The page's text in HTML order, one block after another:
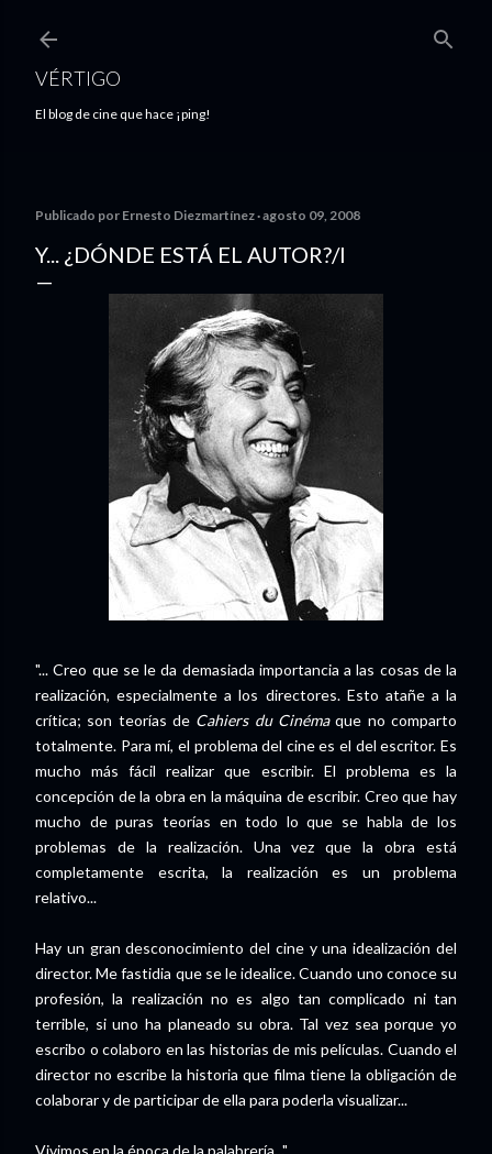
VÉRTIGO
El blog de cine que hace ¡ping!
Publicado por Ernesto Diezmartínez agosto 09, 2008
Y... ¿DÓNDE ESTÁ EL AUTOR?/I
"... Creo que se le da demasiada importancia a las cosas de la
realización, especialmente a los directores. Esto atañe a la
crítica; son teorías de Cahiers du Cinémaque no comparto
totalmente. Para mí, el problema del cine es el del escritor. Es
mucho más fácil realizar que escribir. El problema es la
concepción de la obra en la máquina de escribir. Creo que hay
mucho de puras teorías en todo lo que se habla de los
problemas de la realización. Una vez que la obra está
completamente escrita, la realización es un problema
relativo...
Hay un gran desconocimiento del cine y una idealización del
director. Me fastidia que se le idealice. Cuando uno conoce su
profesión, la realización no es algo tan complicado ni tan
terrible, si uno ha planeado su obra. Tal vez sea porque yo
escribo o colaboro en las historias de mis películas. Cuando el
director no escribe la historia que filma tiene la obligación de
colaborar y de participar de ella para poderla visualizar...
Vivimos en la época de la palabrería..."